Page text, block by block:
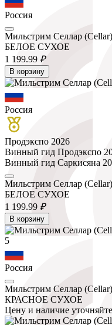
Россия
Мильстрим Селлар
БЕЛОЕ СУХОЕ
1 199.99 ₽
В корзину
Россия
Продэкспо 2026
Винный гид Продэкспо
Винный гид Саркисяна
Мильстрим Селлар
БЕЛОЕ СУХОЕ
1 199.99 ₽
В корзину
5
Россия
Мильстрим Селлар
КРАСНОЕ СУХОЕ
Цену и наличие